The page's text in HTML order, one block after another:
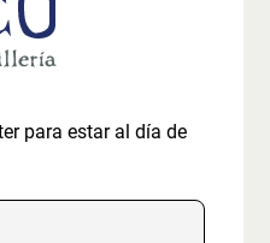
para estar al día de